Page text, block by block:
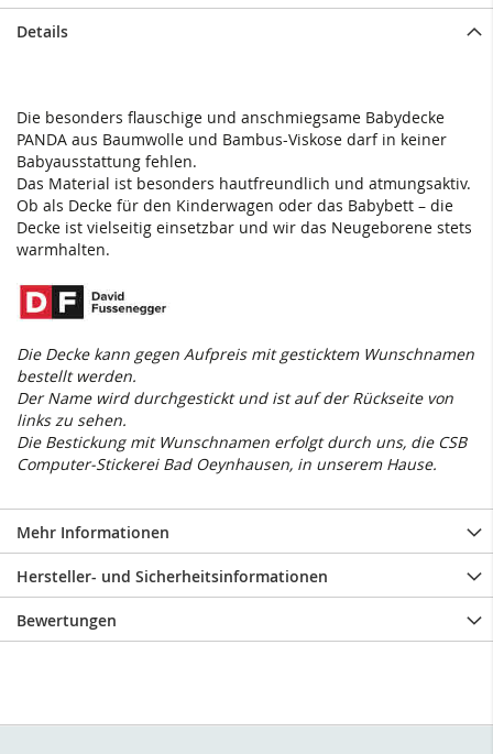
Details
Die besonders flauschige und anschmiegsame Babydecke
PANDA aus Baumwolle und Bambus-Viskose darf in keiner
Babyausstattung fehlen.
Das Material ist besonders hautfreundlich und atmungsaktiv.
Ob als Decke für den Kinderwagen oder das Babybett – die
Decke ist vielseitig einsetzbar und wir das Neugeborene stets
warmhalten.
Die Decke kann gegen Aufpreis mit gesticktem Wunschnamen
bestellt werden.
Der Name wird durchgestickt und ist auf der Rückseite von
links zu sehen.
Die Bestickung mit Wunschnamen erfolgt durch uns, die CSB
Computer-Stickerei Bad Oeynhausen, in unserem Hause.
Mehr Informationen
Hersteller- und Sicherheitsinformationen
Bewertungen